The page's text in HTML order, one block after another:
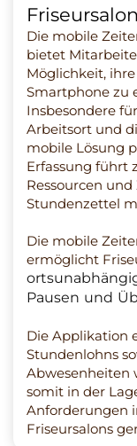
Die mobile
bietet
Möglichkeit,
Smartphone zu
Insbesondere
Arbeitsort und
mobile Lösung
Erfassung führt
Ressourcen
Stundenzettel
Die mobile
ermöglicht
Pausen und
Die Applikation
Stundenlohns
Abwesenheiten
somit in der
Anforderungen
Friseursalons